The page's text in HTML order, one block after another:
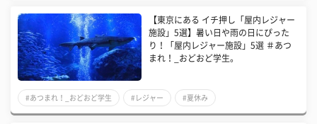
【東京にある イチ押し「屋内レジャー
施設」5選】暑い日や雨の日にぴった
り！「屋内レジャー施設」5選 ＃あつ
まれ！_おどおど学生。
#あつまれ！_おどおど学生 #レジャー #夏休み